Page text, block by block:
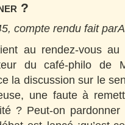
?
compte rendu fait
au rendez-vous
du café-philo de
la discussion sur le
une faute à
? Peut-on